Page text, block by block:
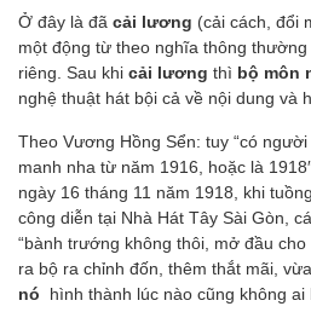
Ở đây là đã cải lương (cải cách, đổi
một động từ theo nghĩa thông
riêng. Sau khi cải lương thì bộ môn
nghệ thuật hát bội cả về nội dung và
Theo Vương Hồng Sển: tuy “có
manh nha từ năm 1916, hoặc là
ngày 16 tháng 11 năm 1918, khi
công diễn tại Nhà Hát Tây Sài Gòn,
“bành trướng không thôi, mở đầu
ra bộ ra chỉnh đốn, thêm thắt mãi,
nó
hình thành lúc nào cũng không ai